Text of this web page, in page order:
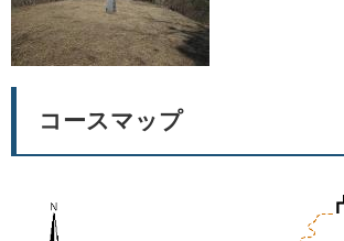
コースマップ